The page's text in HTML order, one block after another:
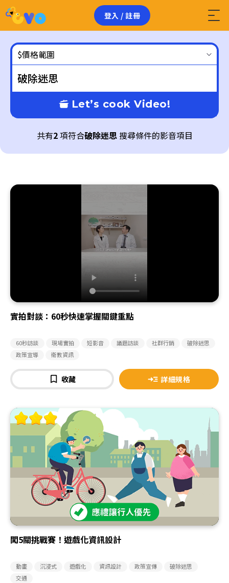
登入 / 註冊
$價格範圍
Let’s cook Video!
共有2項符合破除迷思搜尋條件的影音項目
實拍對談：60秒快速掌握關鍵重點
60秒訪談 現場實拍 短影音 議題訪談 社群行銷
破除迷思
政策宣導
衛教資訊
收藏 詳細規格
闖5關挑戰賽！遊戲化資訊設計
動畫 沉浸式 遊戲化 資訊設計 政策宣傳
破除迷思
交通